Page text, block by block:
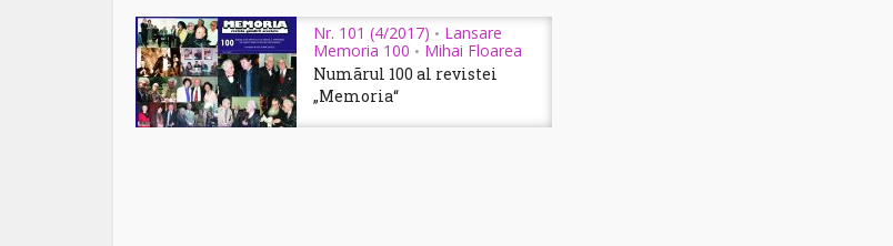
Nr. 101 (4/2017) • Lansare
Memoria 100 • Mihai Floarea
Numãrul 100 al revistei
„Memoria“